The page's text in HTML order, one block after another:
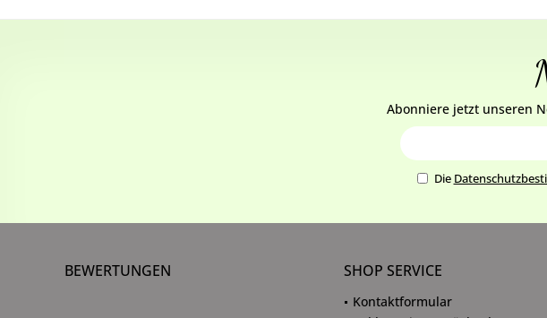
Abonniere jetzt unseren
Die
BEWERTUNGEN SHOP SERVICE
Kontaktformular